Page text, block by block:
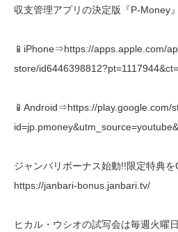
収支管理アプリの決定版『P-Money
📱iPhone⇒https://apps.apple.com/
store/
📱Android⇒https://play.google.com/
ジャンバリボーナス始動!!限定特典を
https://janbari-bonus.janbari.tv/
ヒカル・ウシオの試写会は毎週火曜